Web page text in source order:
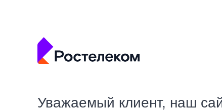
Уважаемый клиент, наш